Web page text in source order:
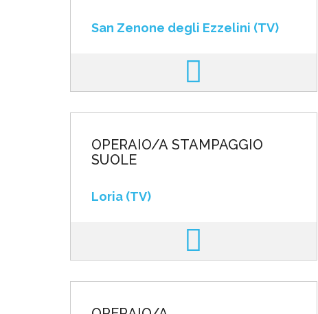
San Zenone degli Ezzelini (TV)
OPERAIO/A STAMPAGGIO
SUOLE
Loria (TV)